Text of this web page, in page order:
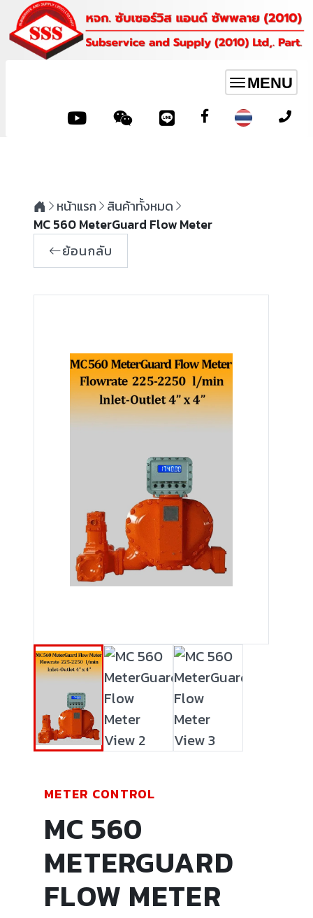
Toggle
navigation
MENU
หน้าแรก
สินค้าทั้งหมด
MC 560 MeterGuard Flow Meter
ย้อนกลับ
METER CONTROL
MC 560
METERGUARD
FLOW METER